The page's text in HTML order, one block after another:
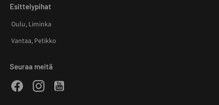
Esittelypihat
Oulu, Liminka
Vantaa, Petikko
Seuraa meitä
FacebookInstagramYoutube